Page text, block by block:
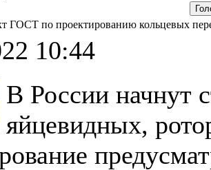
ГОСТ по проектированию кольцевых
10:44
В России начнут
яйцевидных,